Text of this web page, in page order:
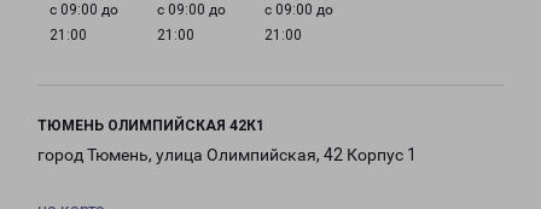
с 09:00 до
21:00
с 09:00 до
21:00
с 09:00 до
21:00
ТЮМЕНЬ ОЛИМПИЙСКАЯ 42К1
город Тюмень, улица Олимпийская, 42 Корпус 1